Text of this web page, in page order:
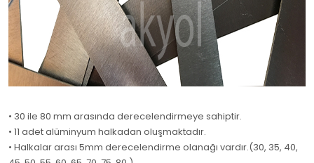
• 30 ile 80 mm arasında derecelendirmeye sahiptir.
• 11 adet alüminyum halkadan oluşmaktadır.
• Halkalar arası 5mm derecelendirme olanağı vardır.(30, 35, 40,